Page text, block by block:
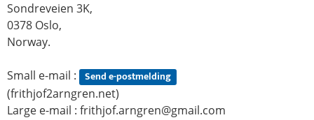
Sondreveien 3K,
0378 Oslo,
Norway.
Small e-mail : Send e-postmelding
(frithjof2arngren.net)
Large e-mail : frithjof.arngren@gmail.com